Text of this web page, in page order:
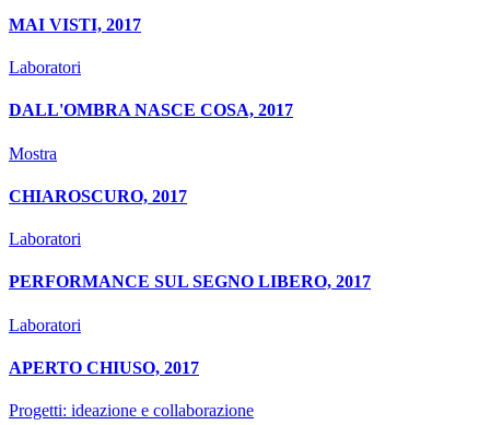
MAI VISTI, 2017
Laboratori
DALL'OMBRA NASCE COSA, 2017
Mostra
CHIAROSCURO, 2017
Laboratori
PERFORMANCE SUL SEGNO LIBERO, 2017
Laboratori
APERTO CHIUSO, 2017
Progetti: ideazione e collaborazione